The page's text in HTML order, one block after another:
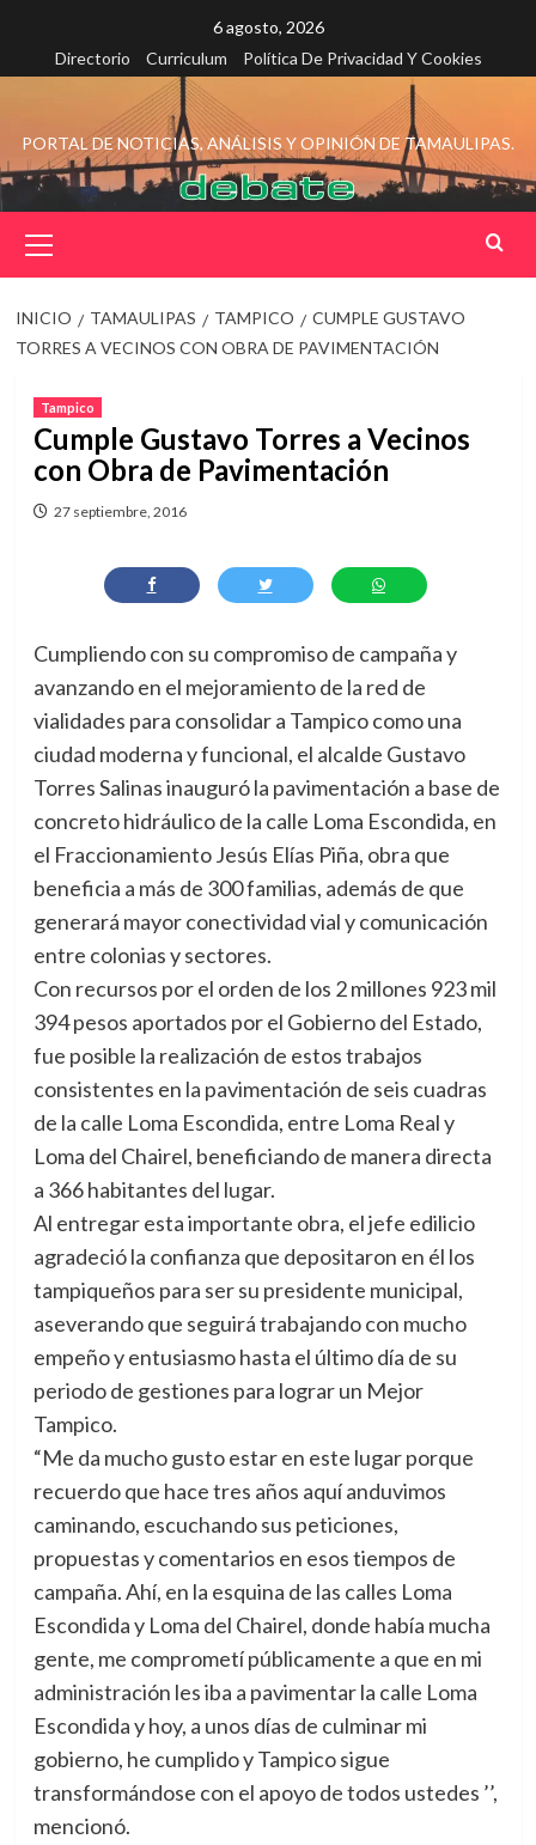
contenido
6 agosto, 2026
Directorio
Curriculum Política De Privacidad Y Cookies
PORTAL DE NOTICIAS, ANÁLISIS Y OPINIÓN DE TAMAULIPAS.
principal
INICIO TAMAULIPAS TAMPICO
CUMPLE GUSTAVO
TORRES A VECINOS CON OBRA DE PAVIMENTACIÓN
Tampico
Cumple Gustavo Torres a Vecinos
con Obra de Pavimentación
27 septiembre, 2016
Cumpliendo con su compromiso de campaña y
avanzando en el mejoramiento de la red de
vialidades para consolidar a Tampico como una
ciudad moderna y funcional, el alcalde Gustavo
Torres Salinas inauguró la pavimentación a base de
concreto hidráulico de la calle Loma Escondida, en
el Fraccionamiento Jesús Elías Piña, obra que
beneficia a más de 300 familias, además de que
generará mayor conectividad vial y comunicación
entre colonias y sectores.
Con recursos por el orden de los 2 millones 923 mil
394 pesos aportados por el Gobierno del Estado,
fue posible la realización de estos trabajos
consistentes en la pavimentación de seis cuadras
de la calle Loma Escondida, entre Loma Real y
Loma del Chairel, beneficiando de manera directa
a 366 habitantes del lugar.
Al entregar esta importante obra, el jefe edilicio
agradeció la confianza que depositaron en él los
tampiqueños para ser su presidente municipal,
aseverando que seguirá trabajando con mucho
empeño y entusiasmo hasta el último día de su
periodo de gestiones para lograr un Mejor
Tampico.
“Me da mucho gusto estar en este lugar porque
recuerdo que hace tres años aquí anduvimos
caminando, escuchando sus peticiones,
propuestas y comentarios en esos tiempos de
campaña. Ahí, en la esquina de las calles Loma
Escondida y Loma del Chairel, donde había mucha
gente, me comprometí públicamente a que en mi
administración les iba a pavimentar la calle Loma
Escondida y hoy, a unos días de culminar mi
gobierno, he cumplido y Tampico sigue
transformándose con el apoyo de todos ustedes ’’,
mencionó.